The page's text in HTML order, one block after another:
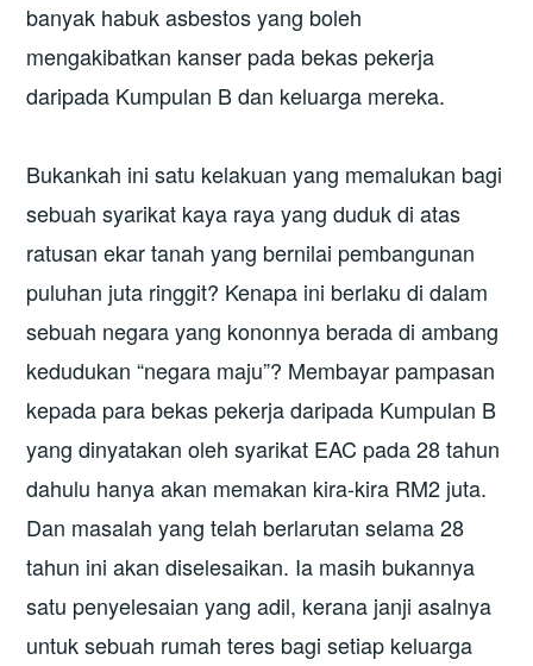
banyak habuk asbestos yang boleh
mengakibatkan kanser pada bekas pekerja
daripada Kumpulan B dan keluarga mereka.
Bukankah ini satu kelakuan yang memalukan bagi
sebuah syarikat kaya raya yang duduk di atas
ratusan ekar tanah yang bernilai pembangunan
puluhan juta ringgit? Kenapa ini berlaku di dalam
sebuah negara yang kononnya berada di ambang
kedudukan “negara maju”? Membayar pampasan
kepada para bekas pekerja daripada Kumpulan B
yang dinyatakan oleh syarikat EAC pada 28 tahun
dahulu hanya akan memakan kira-kira RM2 juta.
Dan masalah yang telah berlarutan selama 28
tahun ini akan diselesaikan. Ia masih bukannya
satu penyelesaian yang adil, kerana janji asalnya
untuk sebuah rumah teres bagi setiap keluarga